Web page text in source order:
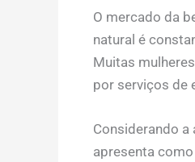
O mercado da
natural é
Muitas
por serviços de
Considerando a
apresenta